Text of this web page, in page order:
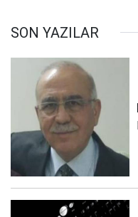
SON YAZILAR